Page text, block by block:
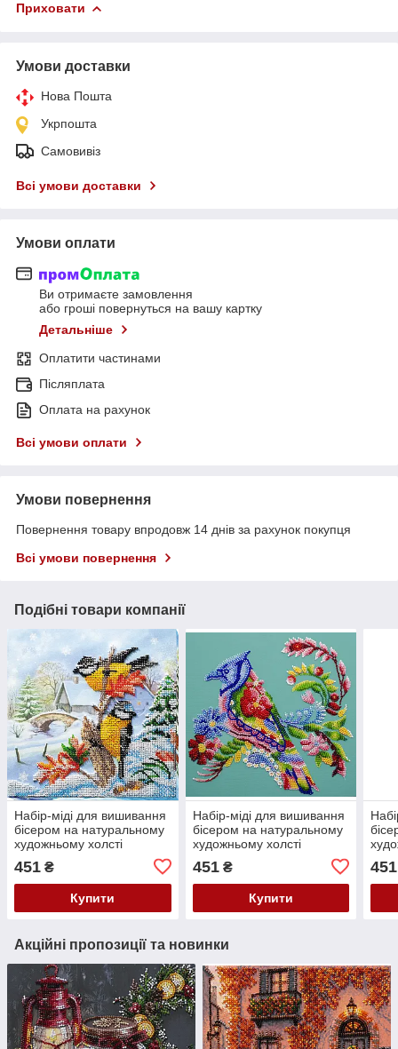
Приховати
Умови доставки
Нова Пошта
Укрпошта
Самовивіз
Всі умови доставки
Умови оплати
Ви отримаєте замовлення
або гроші повернуться на вашу картку
Детальніше
Оплатити частинами
Післяплата
Оплата на рахунок
Всі умови оплати
Умови повернення
Повернення товару впродовж 14 днів за рахунок покупця
Всі умови повернення
Подібні товари компанії
Набір-міді для вишивання
бісером на натуральному
художньому холсті
"Пернаті гості" Абрис Арт
AMB-050
451 ₴
Купити
Набір-міді для вишивання
бісером на натуральному
художньому холсті
Арт AMB-093
451₴
Купити
451
Акційні пропозиції та новинки